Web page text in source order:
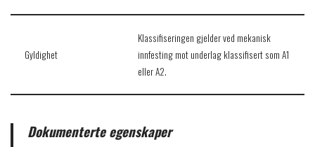
Gyldighet
Klassifiseringen gjelder ved mekanisk
innfesting mot underlag klassifisert som A1
eller A2.
Dokumenterte egenskaper